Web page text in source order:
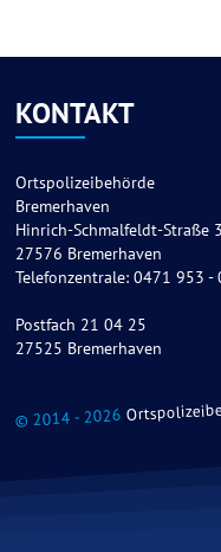
KONTAKT
Ortspolizeibehörde
Bremerhaven
Hinrich-Schmalfeldt-Straße
27576 Bremerhaven
Telefonzentrale: 0471 953 -
Postfach 21 04 25
27525 Bremerhaven
© 2014 - 2026